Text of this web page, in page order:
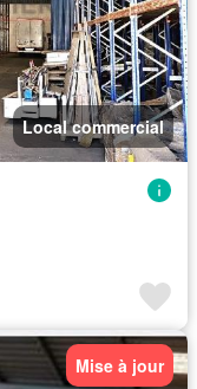
Local commercial
Mise à jour